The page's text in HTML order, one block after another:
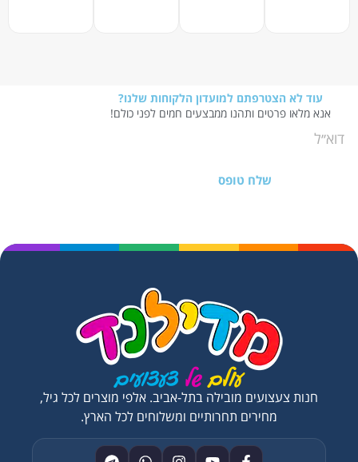
עוד לא הצטרפתם למועדון הלקוחות שלנו?
אנא מלאו פרטים ותהנו ממבצעים חמים לפני כולם!
שלח טופס
חנות צעצועים מובילה בתל-אביב. אלפי מוצרים לכל גיל,
מחירים תחרותיים ומשלוחים לכל הארץ.